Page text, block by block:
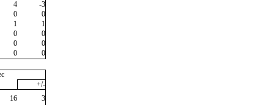
4
-3
0
0
1
1
0
0
0
0
0
0
+/-
16
3